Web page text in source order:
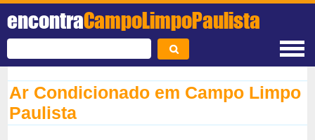
encontraCampoLimpoPaulista
Ar Condicionado em Campo Limpo
Paulista